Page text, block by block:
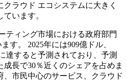
ラウド エコシステムに大きく
います。
ティング市場における政府部門
す。 2025年には909億ドル、
達すると予測されており、予測
長で30％近くのシェアを占めま
市民中心のサービス、クラウド